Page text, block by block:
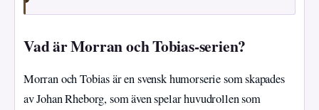
Vad är Morran och Tobias-serien?
Morran och Tobias är en svensk humorserie som skapades
av Johan Rheborg, som även spelar huvudrollen som